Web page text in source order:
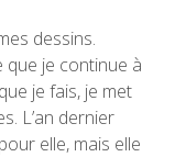
dessins.
que je continue à
je fais, je met
L’an dernier
elle, mais elle